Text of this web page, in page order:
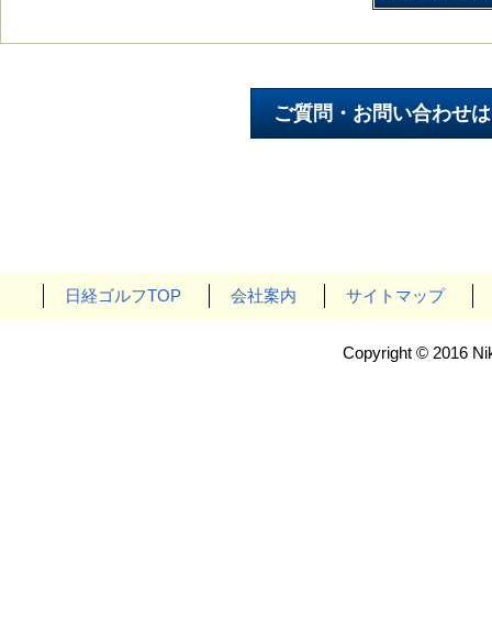
日経ゴルフTOP 会社案内 サイトマップ
Copyright © 2016